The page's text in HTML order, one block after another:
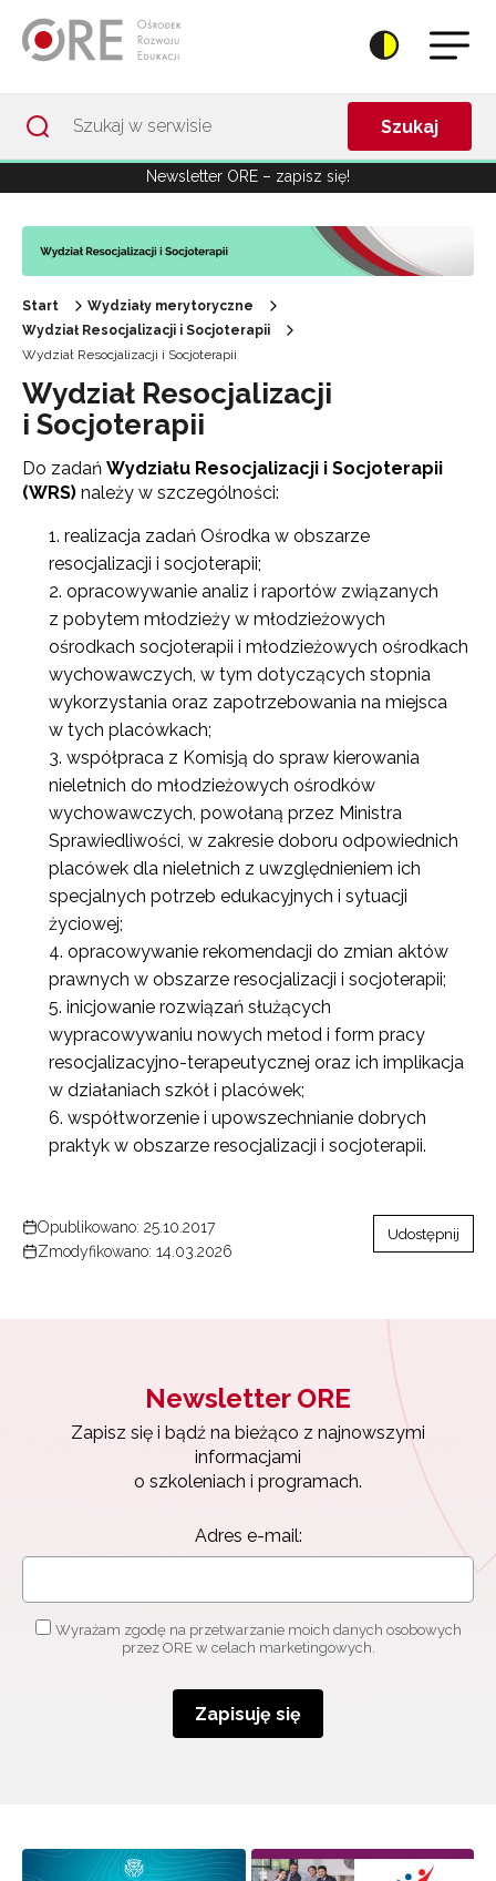
Szukaj
Newsletter ORE – zapisz się!
Start
Wydziały merytoryczne
Wydział Resocjalizacji i Socjoterapii
Wydział Resocjalizacji i Socjoterapii
Wydział Resocjalizacji
i Socjoterapii
Do zadań Wydziału Resocjalizacji i Socjoterapii
(WRS) należy w szczególności:
realizacja zadań Ośrodka w obszarze
resocjalizacji i socjoterapii;
opracowywanie analiz i raportów związanych
z pobytem młodzieży w młodzieżowych
ośrodkach socjoterapii i młodzieżowych ośrodkach
wychowawczych, w tym dotyczących stopnia
wykorzystania oraz zapotrzebowania na miejsca
w tych placówkach;
współpraca z Komisją do spraw kierowania
nieletnich do młodzieżowych ośrodków
wychowawczych, powołaną przez Ministra
Sprawiedliwości, w zakresie doboru odpowiednich
placówek dla nieletnich z uwzględnieniem ich
specjalnych potrzeb edukacyjnych i sytuacji
życiowej;
opracowywanie rekomendacji do zmian aktów
prawnych w obszarze resocjalizacji i socjoterapii;
inicjowanie rozwiązań służących
wypracowywaniu nowych metod i form pracy
resocjalizacyjno-terapeutycznej oraz ich implikacja
w działaniach szkół i placówek;
współtworzenie i upowszechnianie dobrych
praktyk w obszarze resocjalizacji i socjoterapii.
Opublikowano: 25.10.2017
Zmodyfikowano: 14.03.2026
Udostępnij
Newsletter ORE
Zapisz się i bądź na bieżąco z najnowszymi
informacjami
o szkoleniach i programach.
Adres e-mail:
Wyrażam zgodę na przetwarzanie moich danych osobowych
przez ORE w celach marketingowych.
Zapisuję się